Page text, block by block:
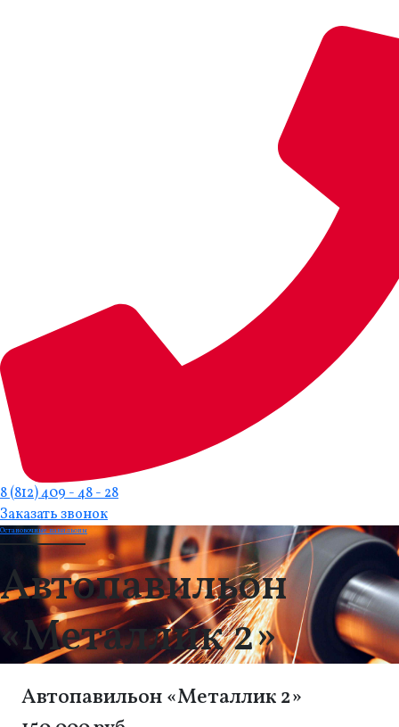
8 (812) 409 - 48 - 28
Заказать звонок
Остановочные павильоны
Автопавильон
«Металлик 2»
Автопавильон «Металлик 2»